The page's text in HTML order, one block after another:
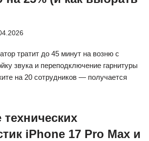
тратит до 45 минут на возню с
звука и переподключение гарнитуры
на 20 сотрудников — получается
iPhone 17 Pro Max и